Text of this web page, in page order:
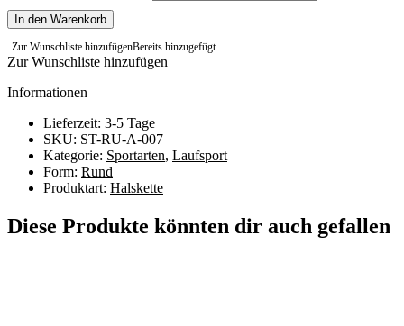
In den Warenkorb
Zur Wunschliste hinzufügenBereits hinzugefügt
Zur Wunschliste hinzufügen
Informationen
Lieferzeit: 3-5 Tage
SKU: ST-RU-A-007
Kategorie: Sportarten, Laufsport
Form: Rund
Produktart: Halskette
Diese Produkte könnten dir auch gefallen